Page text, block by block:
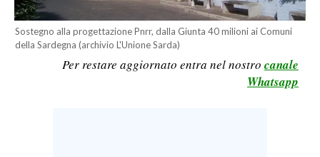
BANDI
SPORT IN SARDEGNA
Sostegno alla progettazione Pnrr, dalla Giunta 40 milioni ai Comuni
della Sardegna (archivio L'Unione Sarda)
Per restare aggiornato entra nel nostro canale
Whatsapp